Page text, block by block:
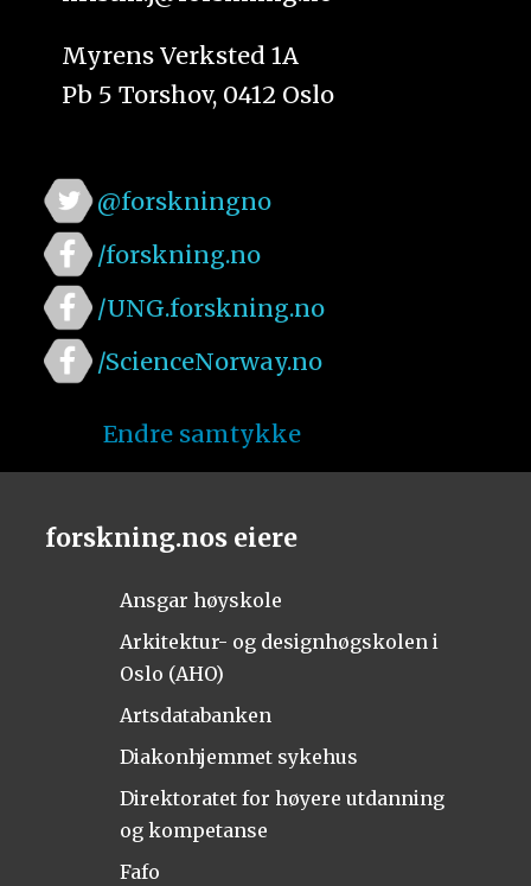
Myrens Verksted 1A
Pb 5 Torshov, 0412 Oslo
@forskningno
/forskning.no
/UNG.forskning.no
/ScienceNorway.no
Endre samtykke
forskning.nos eiere
Ansgar høyskole
Arkitektur- og designhøgskolen i
Oslo (AHO)
Artsdatabanken
Diakonhjemmet sykehus
Direktoratet for høyere utdanning
og kompetanse
Fafo